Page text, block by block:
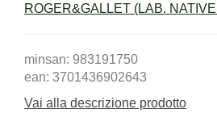
ROGER&GALLET (LAB. NATIVE
minsan: 983191750
ean: 3701436902643
Vai alla descrizione prodotto